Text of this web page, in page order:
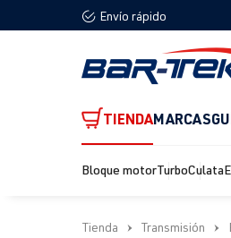
Saltar a la navegación
Envío rápido
TIENDAMARCAS
Bloque motorTurboCulata
Tienda Transmisión